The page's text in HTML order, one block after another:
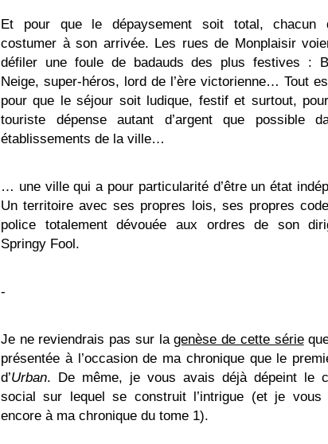
Et pour que le dépaysement soit total, chacun
costumer à son arrivée. Les rues de Monplaisir
défiler une foule de badauds des plus festives :
Neige, super-héros, lord de l’ère victorienne… Tout
pour que le séjour soit ludique, festif et surtout,
touriste dépense autant d’argent que possible
établissements de la ville…
… une ville qui a pour particularité d’être un état
Un territoire avec ses propres lois, ses propres
police totalement dévouée aux ordres de son
Springy Fool.
-
Je ne reviendrais pas sur lagenèse de cette série
présentée à l’occasion de ma chronique que le
d’Urban. De même, je vous avais déjà dépeint le
social sur lequel se construit l’intrigue (et je vous
encore à ma chronique du tome 1).